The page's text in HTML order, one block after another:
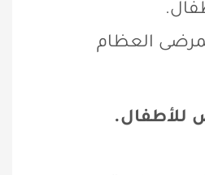
العظام
للأطفال.